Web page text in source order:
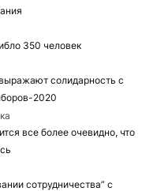
350 человек
солидарность с
2020
все более очевидно, что
сотрудничества” с